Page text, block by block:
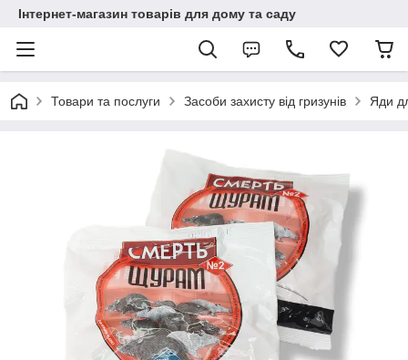
Інтернет-магазин товарів для дому та саду
Товари та послуги Засоби захисту від гризунів Яди